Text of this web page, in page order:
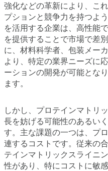
強化などの革新により、こ
プションと競争力を持つよ
を活用する企業は、高性能
を提供することで市場で差
に、材料科学者、包装メー
より、特定の業界ニーズに
ーションの開発が可能とな
ます。
しかし、プロテインマトリ
長を妨げる可能性のあるい
す。主な課題の一つは、プ
連するコストです。従来の
テインマトリックスライニ
性があり、特にコストに敏